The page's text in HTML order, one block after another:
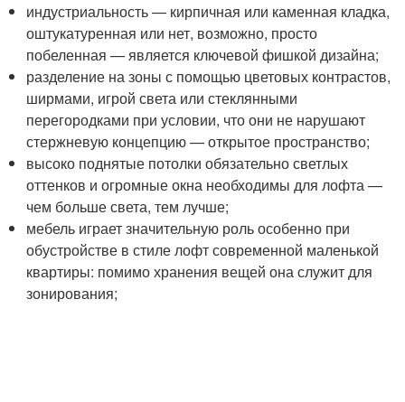
индустриальность — кирпичная или каменная кладка,
оштукатуренная или нет, возможно, просто
побеленная — является ключевой фишкой дизайна;
разделение на зоны с помощью цветовых контрастов,
ширмами, игрой света или стеклянными
перегородками при условии, что они не нарушают
стержневую концепцию — открытое пространство;
высоко поднятые потолки обязательно светлых
оттенков и огромные окна необходимы для лофта —
чем больше света, тем лучше;
мебель играет значительную роль особенно при
обустройстве в стиле лофт современной маленькой
квартиры: помимо хранения вещей она служит для
зонирования;